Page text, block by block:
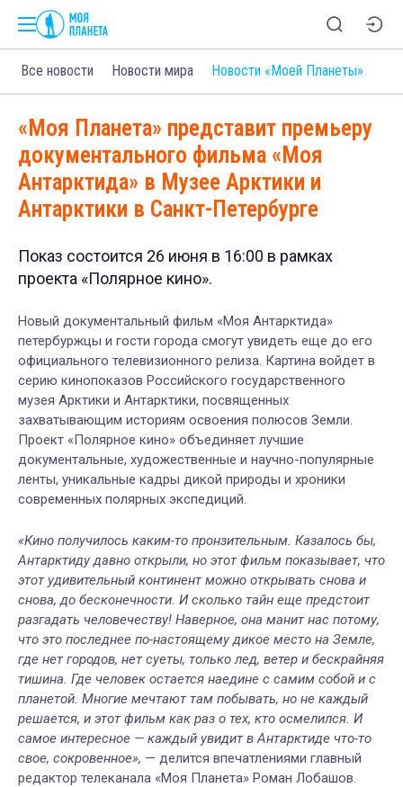
Все новости Новости мира Новости «Моей Планеты»
«Моя Планета» представит премьеру
документального фильма «Моя
Антарктида» в Музее Арктики и
Антарктики в Санкт-Петербурге
Показ состоится 26 июня в 16:00 в рамках
проекта «Полярное кино».
Новый документальный фильм «Моя Антарктида»
петербуржцы и гости города смогут увидеть еще до его
официального телевизионного релиза. Картина войдет в
серию кинопоказов Российского государственного
музея Арктики и Антарктики, посвященных
захватывающим историям освоения полюсов Земли.
Проект «Полярное кино» объединяет лучшие
документальные, художественные и научно-популярные
ленты, уникальные кадры дикой природы и хроники
современных полярных экспедиций.
«Кино получилось каким-то пронзительным. Казалось бы,
Антарктиду давно открыли, но этот фильм показывает, что
этот удивительный континент можно открывать снова и
снова, до бесконечности. И сколько тайн еще предстоит
разгадать человечеству! Наверное, она манит нас потому,
что это последнее по-настоящему дикое место на Земле,
где нет городов, нет суеты, только лед, ветер и бескрайняя
тишина. Где человек остается наедине с самим собой и с
планетой. Многие мечтают там побывать, но не каждый
решается, и этот фильм как раз о тех, кто осмелился. И
самое интересное — каждый увидит в Антарктиде что-то
свое, сокровенное», — делится впечатлениями главный
редактор телеканала «Моя Планета» Роман Лобашов.